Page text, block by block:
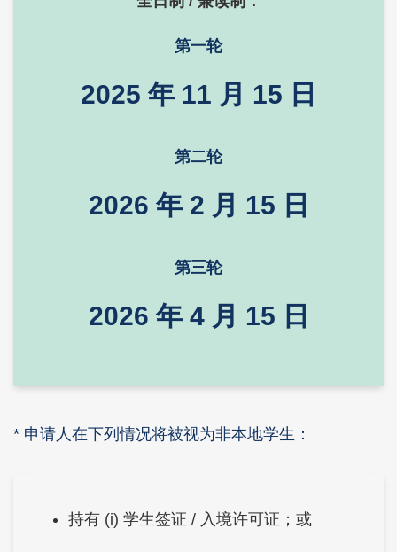
第一轮
2025 年 11 月 15 日
第二轮
2026 年 2 月 15 日
第三轮
2026 年 4 月 15 日
Text
* 申请人在下列情况将被视为非本地学生：
Column
Text持有 (i) 学生签证 / 入境许可证；或